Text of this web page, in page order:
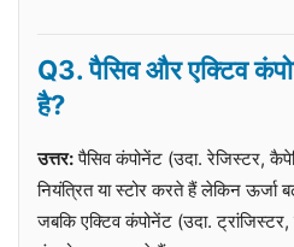
Q3. पैसिव और एक्टिव
है?
उत्तर:पैसिव कंपोनेंट (उदा. रेजिस्टर,
नियंत्रित या स्टोर करते हैं लेकिन
जबकि एक्टिव कंपोनेंट (उदा. ट्रांजिस्टर,